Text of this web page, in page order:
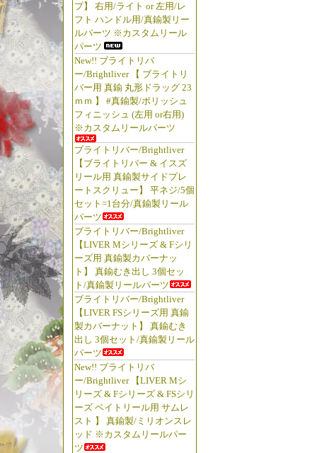
プ】 右用/ライト or 左用/レ
フト ハンドル用/真鍮製リー
ルパーツ ※カスタムリール
パーツ
New!! ブライトリバ
ー/Brightliver 【 ブライトリ
バー用 真鍮 丸形ドラッグ 23
ｍｍ 】 #真鍮製/ポリッシュ
フィニッシュ (左用 or右用)
※カスタムリールパーツ
ブライトリバー/Brightliver
【ブライトリバー & イスズ
リール用 真鍮製サイドプレ
ートスクリュー】 平ネジ/5個
セット=1台分/真鍮製リール
パーツ
ブライトリバー/Brightliver
【LIVER Mシリーズ & Fシリ
ーズ用 真鍮製カバーナッ
ト】 真鍮むき出し 3個セッ
ト/真鍮製リールパーツ
ブライトリバー/Brightliver
【LIVER FSシリーズ用 真鍮
製カバーナット】 真鍮むき
出し 3個セット/真鍮製リール
パーツ
New!! ブライトリバ
ー/Brightliver 【LIVER Mシ
リーズ & Fシリーズ & FSシリ
ーズ ベイトリール用 サムレ
スト 】 真鍮製/ミリオンスレ
ッド ※カスタムリールパー
ツ